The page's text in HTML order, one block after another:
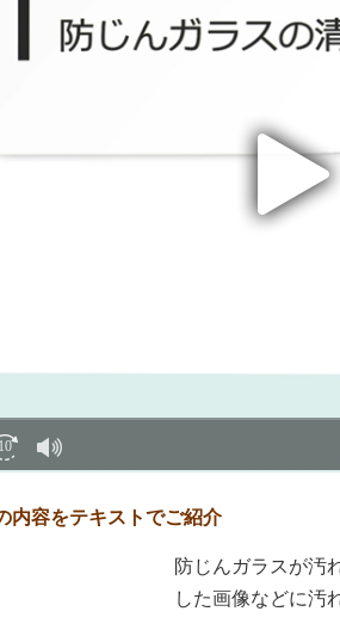
内容をテキストでご紹介
防じんガラスが汚
した画像などに汚